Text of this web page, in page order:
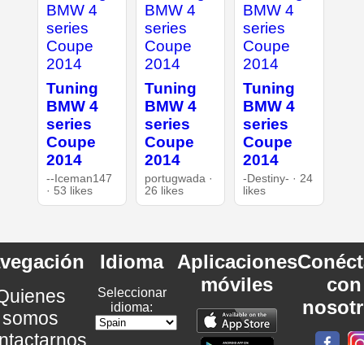
Tuning
BMW 4
series
Coupe
2014
--Iceman147
· 53 likes
Tuning
BMW 4
series
Coupe
2014
portugwada ·
26 likes
Tuning
BMW 4
series
Coupe
2014
-Destiny- · 24
likes
somos
Idioma
Seleccionar
idioma:
Aplicaciones
móviles
con